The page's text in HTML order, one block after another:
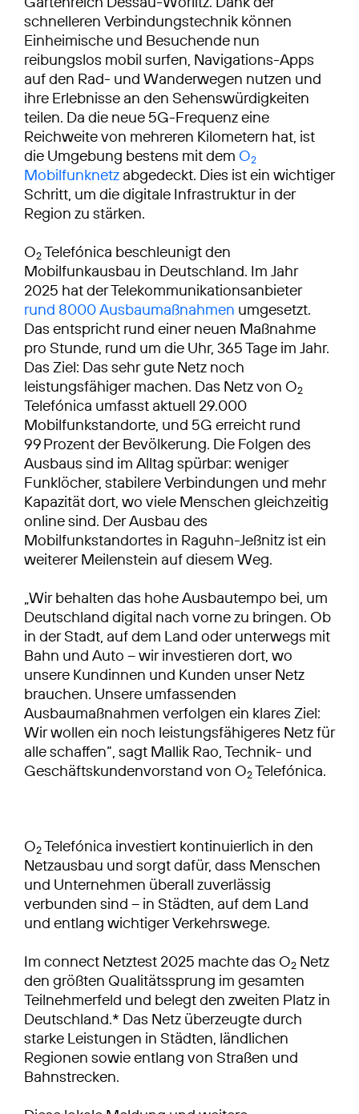
schnelleren Verbindungstechnik können
Einheimische und Besuchende nun
reibungslos mobil surfen, Navigations-Apps
auf den Rad- und Wanderwegen nutzen und
ihre Erlebnisse an den Sehenswürdigkeiten
teilen. Da die neue 5G-Frequenz eine
Reichweite von mehreren Kilometern hat, ist
die Umgebung bestens mit dem O2
Mobilfunknetz abgedeckt. Dies ist ein wichtiger
Schritt, um die digitale Infrastruktur in der
Region zu stärken.
O2Telefónica beschleunigt den
Mobilfunkausbau in Deutschland. Im Jahr
2025 hat der Telekommunikationsanbieter
rund 8000 Ausbaumaßnahmen umgesetzt.
Das entspricht rund einer neuen Maßnahme
pro Stunde, rund um die Uhr, 365 Tage im Jahr.
Das Ziel: Das sehr gute Netz noch
leistungsfähiger machen. Das Netz von O2
Telefónica umfasst aktuell 29.000
Mobilfunkstandorte, und 5G erreicht rund
99 Prozent der Bevölkerung. Die Folgen des
Ausbaus sind im Alltag spürbar: weniger
Funklöcher, stabilere Verbindungen und mehr
Kapazität dort, wo viele Menschen gleichzeitig
online sind. Der Ausbau des
Mobilfunkstandortes in Raguhn-Jeßnitz ist ein
weiterer Meilenstein auf diesem Weg.
„Wir behalten das hohe Ausbautempo bei, um
Deutschland digital nach vorne zu bringen. Ob
in der Stadt, auf dem Land oder unterwegs mit
Bahn und Auto – wir investieren dort, wo
unsere Kundinnen und Kunden unser Netz
brauchen. Unsere umfassenden
Ausbaumaßnahmen verfolgen ein klares Ziel:
Wir wollen ein noch leistungsfähigeres Netz für
alle schaffen“, sagt Mallik Rao, Technik- und
Geschäftskundenvorstand von O2Telefónica.
O2Telefónica investiert kontinuierlich in den
Netzausbau und sorgt dafür, dass Menschen
und Unternehmen überall zuverlässig
verbunden sind – in Städten, auf dem Land
und entlang wichtiger Verkehrswege.
Im connect Netztest 2025 machte das O2 Netz
den größten Qualitätssprung im gesamten
Teilnehmerfeld und belegt den zweiten Platz in
Deutschland.* Das Netz überzeugte durch
starke Leistungen in Städten, ländlichen
Regionen sowie entlang von Straßen und
Bahnstrecken.